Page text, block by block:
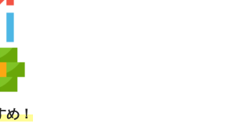
め！